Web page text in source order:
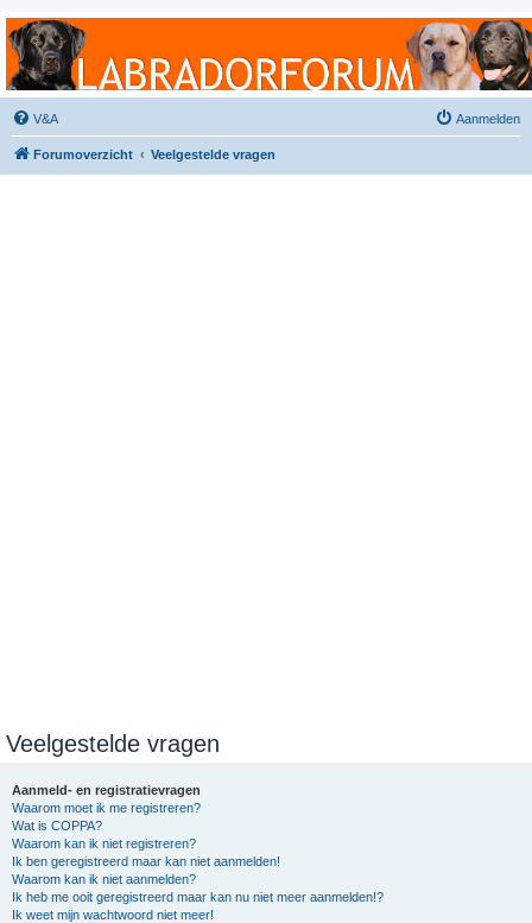
Labradorforum
Het gezelligste Labradorforum van Nederland en België!
V&A Aanmelden
Forumoverzicht Veelgestelde vragen
Veelgestelde vragen
Aanmeld- en registratievragen
Waarom moet ik me registreren?
Wat is COPPA?
Waarom kan ik niet registreren?
Ik ben geregistreerd maar kan niet aanmelden!
Waarom kan ik niet aanmelden?
Ik heb me ooit geregistreerd maar kan nu niet meer aanmelden!?
Ik weet mijn wachtwoord niet meer!